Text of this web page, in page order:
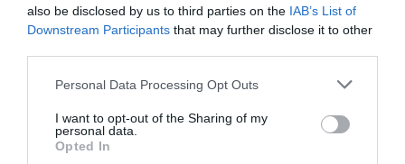
also be disclosed by us to third parties on the IAB’s List of
Downstream Participants that may further disclose it to other
Please note that this website/app uses one or more Google
not limited to your visit or usage behaviour. You may click to
grant or deny consent to Google and its third-party tags to
use your data for below specified purposes in below Google
Personal Data Processing Opt Outs
I want to opt-out of the Sharing of my
personal data.
Opted In